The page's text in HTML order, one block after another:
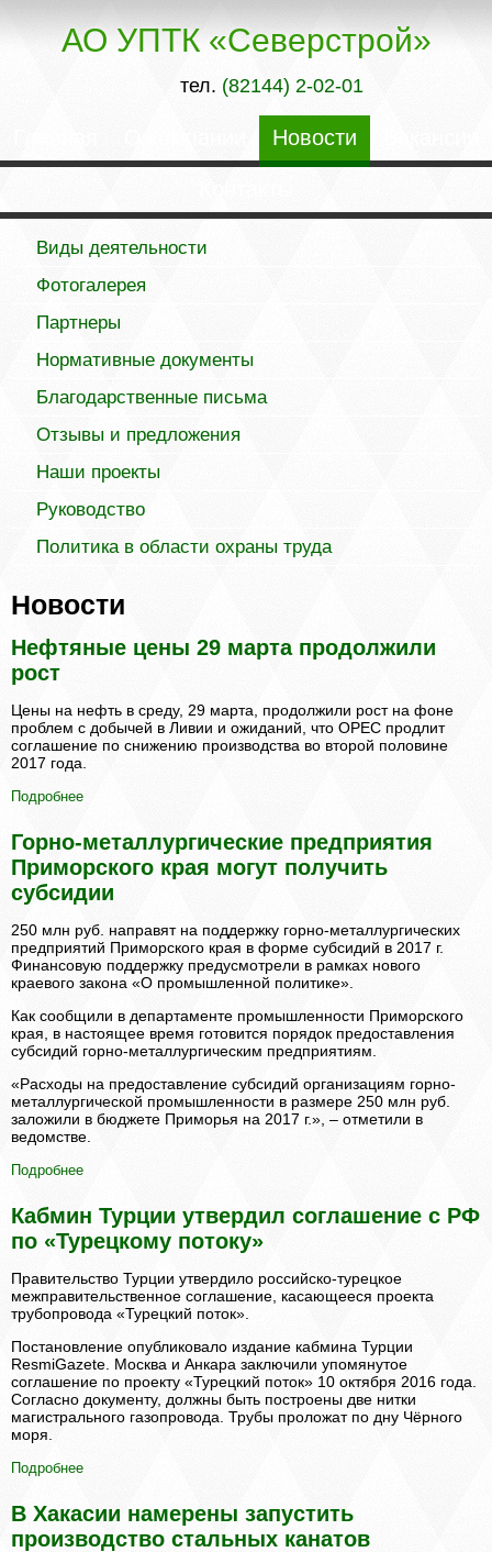
АО УПТК «Северстрой»
тел. (82144) 2-02-01
Новости
Виды деятельности
Фотогалерея
Партнеры
Нормативные документы
Благодарственные письма
Отзывы и предложения
Наши проекты
Руководство
Политика в области охраны труда
Новости
Нефтяные цены 29 марта продолжили
рост
Цены на нефть в среду, 29 марта, продолжили рост на фоне
проблем с добычей в Ливии и ожиданий, что OPEC продлит
соглашение по снижению производства во второй половине
2017 года.
Подробнее
Горно-металлургические предприятия
Приморского края могут получить
субсидии
250 млн руб. направят на поддержку горно-металлургических
предприятий Приморского края в форме субсидий в 2017 г.
Финансовую поддержку предусмотрели в рамках нового
краевого закона «О промышленной политике».
Как сообщили в департаменте промышленности Приморского
края, в настоящее время готовится порядок предоставления
субсидий горно-металлургическим предприятиям.
«Расходы на предоставление субсидий организациям горно-
металлургической промышленности в размере 250 млн руб.
заложили в бюджете Приморья на 2017 г.», – отметили в
ведомстве.
Подробнее
Кабмин Турции утвердил соглашение с РФ
по «Турецкому потоку»
Правительство Турции утвердило российско-турецкое
межправительственное соглашение, касающееся проекта
трубопровода «Турецкий поток».
Постановление опубликовало издание кабмина Турции
ResmiGazete. Москва и Анкара заключили упомянутое
соглашение по проекту «Турецкий поток» 10 октября 2016 года.
Согласно документу, должны быть построены две нитки
магистрального газопровода. Трубы проложат по дну Чёрного
моря.
Подробнее
В Хакасии намерены запустить
производство стальных канатов